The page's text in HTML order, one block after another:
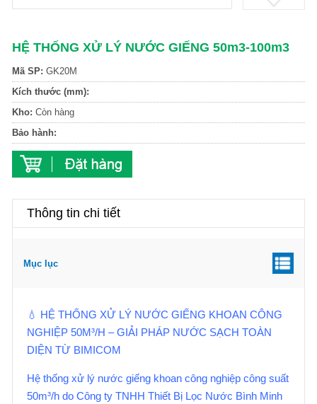
HỆ THỐNG XỬ LÝ NƯỚC GIẾNG 50m3-100m3
Mã SP: GK20M
Kích thước (mm):
Kho: Còn hàng
Bảo hành:
Thông tin chi tiết
Mục lục
💧 HỆ THỐNG XỬ LÝ NƯỚC GIẾNG KHOAN CÔNG
NGHIỆP 50M³/H – GIẢI PHÁP NƯỚC SẠCH TOÀN
DIỆN TỪ BIMICOM
Hệ thống xử lý nước giếng khoan công nghiệp công suất
50m³/h do Công ty TNHH Thiết Bị Lọc Nước Bình Minh